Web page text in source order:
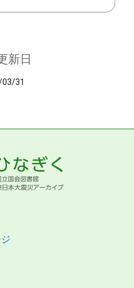
新日
31